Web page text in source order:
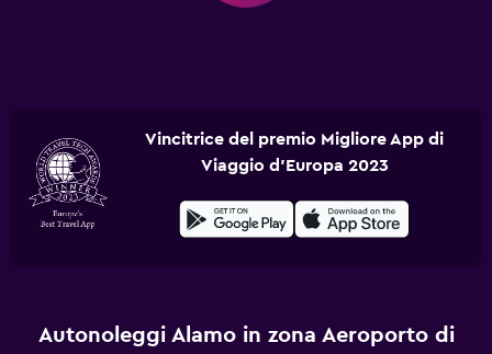
Vincitrice del premio Migliore App di
Viaggio d'Europa 2023
Autonoleggi Alamo in zona Aeroporto di